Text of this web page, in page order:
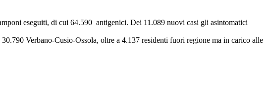
eseguiti, di cui 64.590 antigenici. Dei 11.089 nuovi casi gli asintomatici
Verbano-Cusio-Ossola, oltre a 4.137 residenti fuori regione ma in carico alle